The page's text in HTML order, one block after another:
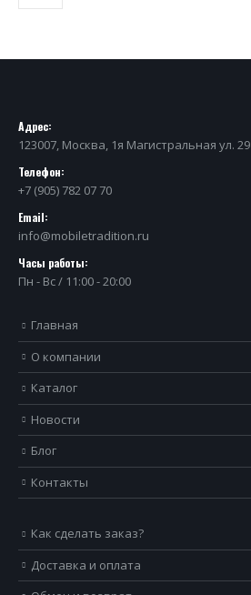
Адрес:
123007, Москва, 1я Магистральная ул. 29
Телефон:
+7 (905) 782 07 70
Email:
info@mobiletradition.ru
Часы работы:
Пн - Вс / 11:00 - 20:00
Главная
О компании
Каталог
Новости
Блог
Контакты
Как сделать заказ?
Доставка и оплата